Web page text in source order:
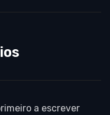
a escrever